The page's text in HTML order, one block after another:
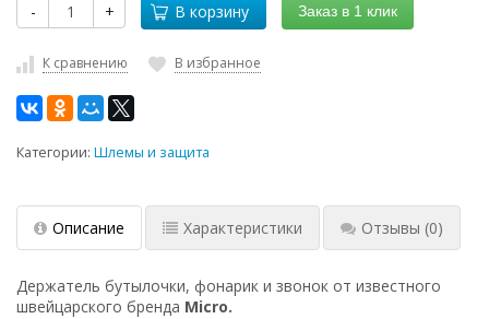
-
+ В корзину Заказ в 1 клик
К сравнению В избранное
Категории: Шлемы и защита
Описание Характеристики Отзывы (0)
Держатель бутылочки, фонарик и звонок от известного
швейцарского бренда Micro.